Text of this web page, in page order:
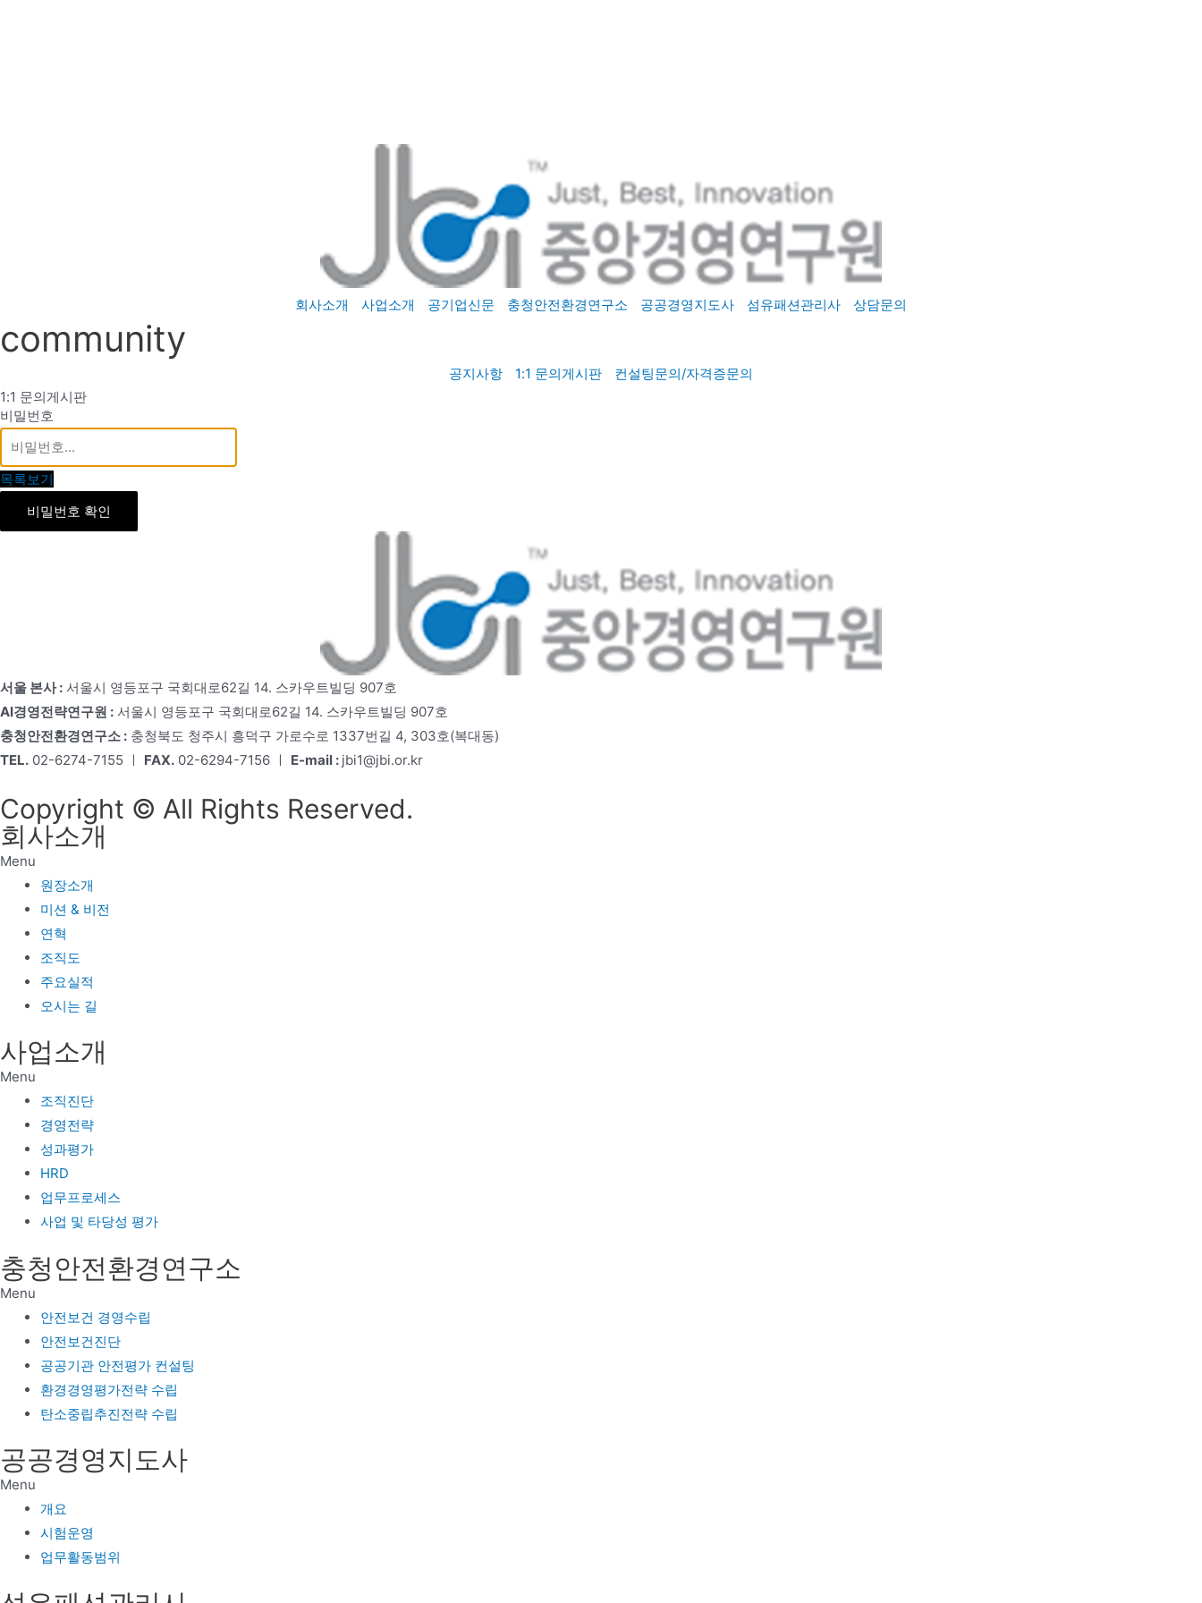
회사소개 사업소개 공기업신문 충청안전환경연구소 공공경영지도사 섬유패션관리사 상담문의
community
공지사항 1:1 문의게시판
컨설팅문의/자격증문의
1:1 문의게시판
비밀번호
목록보기
비밀번호 확인
서울 본사 : 서울시 영등포구 국회대로62길 14. 스카우트빌딩 907호
AI경영전략연구원 : 서울시 영등포구 국회대로62길 14. 스카우트빌딩 907호
충청안전환경연구소 : 충청북도 청주시 흥덕구 가로수로 1337번길 4, 303호(복대동)
TEL. 02-6274-7155 ㅣ FAX. 02-6294-7156 ㅣ E-mail : jbi1@jbi.or.kr
Copyright © All Rights Reserved.
회사소개
Menu
원장소개
미션 & 비전
연혁
조직도
주요실적
오시는 길
사업소개
Menu
조직진단
경영전략
성과평가
HRD
업무프로세스
사업 및 타당성 평가
충청안전환경연구소
Menu
안전보건 경영수립
안전보건진단
공공기관 안전평가 컨설팅
환경경영평가전략 수립
탄소중립추진전략 수립
공공경영지도사
Menu
개요
시험운영
업무활동범위